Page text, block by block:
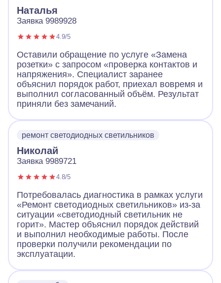
Наталья
Заявка 9989928
4.9/5
Оставили обращение по услуге «Замена
розетки» с запросом «проверка контактов и
напряжения». Специалист заранее
объяснил порядок работ, приехал вовремя и
выполнил согласованный объём. Результат
приняли без замечаний.
ремонт светодиодных светильников
Николай
Заявка 9989721
4.8/5
Потребовалась диагностика в рамках услуги
«Ремонт светодиодных светильников» из-за
ситуации «светодиодный светильник не
горит». Мастер объяснил порядок действий
и выполнил необходимые работы. После
проверки получили рекомендации по
эксплуатации.